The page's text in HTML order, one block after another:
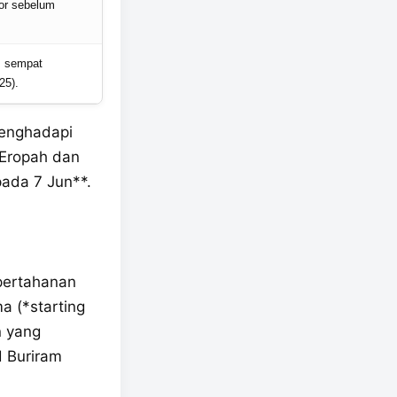
sebelum
sempat
dan
7 Jun**.
(*starting
yang
Buriram